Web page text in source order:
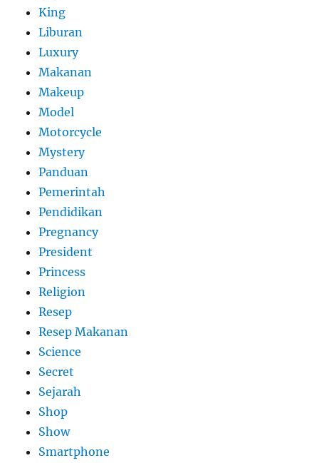
King
Liburan
Luxury
Makanan
Makeup
Model
Motorcycle
Mystery
Panduan
Pemerintah
Pendidikan
Pregnancy
President
Princess
Religion
Resep
Resep Makanan
Science
Secret
Sejarah
Shop
Show
Smartphone